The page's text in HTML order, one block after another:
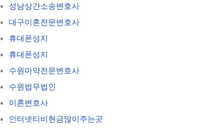
성남상간소송변호사
대구이혼전문변호사
휴대폰성지
휴대폰성지
수원마약전문변호사
수원법무법인
이혼변호사
인터넷티비현금많이주는곳